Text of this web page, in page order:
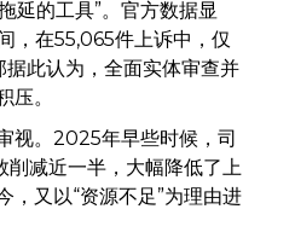
延的工具”。官方数据显
，在55,065件上诉中，仅
此认为，全面实体审查并
压。
视。2025年早些时候，司
减近一半，大幅降低了上
，又以“资源不足”为理由进